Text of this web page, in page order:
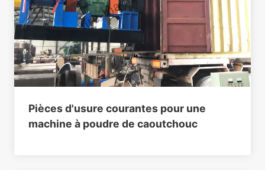
Pièces d'usure courantes pour une
machine à poudre de caoutchouc